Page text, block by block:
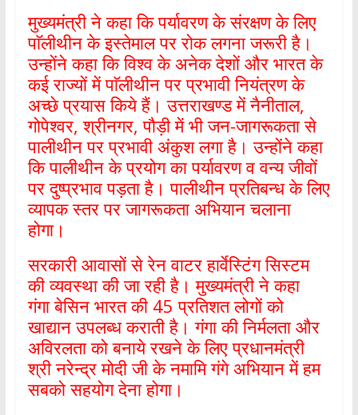
मुख्यमंत्री ने कहा कि पर्यावरण के संरक्षण के लिए
पाॅलीथीन के इस्तेमाल पर रोक लगना जरूरी है।
उन्होंने कहा कि विश्व के अनेक देशों और भारत के
कई राज्यों में पाॅलीथीन पर प्रभावी नियंत्रण के
अच्छे प्रयास किये हैं। उत्तराखण्ड में नैनीताल,
गोपेश्वर, श्रीनगर, पौड़ी में भी जन-जागरूकता से
पालीथीन पर प्रभावी अंकुश लगा है। उन्होंने कहा
कि पालीथीन के प्रयोग का पर्यावरण व वन्य जीवों
पर दुष्प्रभाव पड़ता है। पालीथीन प्रतिबन्ध के लिए
व्यापक स्तर पर जागरूकता अभियान चलाना
होगा।
सरकारी आवासों से रेन वाटर हार्वेस्टिंग सिस्टम
की व्यवस्था की जा रही है। मुख्यमंत्री ने कहा
गंगा बेसिन भारत की 45 प्रतिशत लोगों को
खाद्यान उपलब्ध कराती है। गंगा की निर्मलता और
अविरलता को बनाये रखने के लिए प्रधानमंत्री
श्री नरेन्द्र मोदी जी के नमामि गंगे अभियान में हम
सबको सहयोग देना होगा।